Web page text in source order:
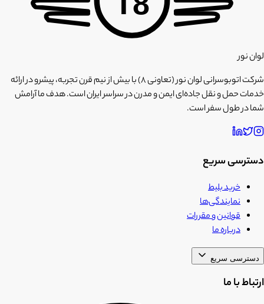
لوان نور
شرکت اتوبوسرانی لوان نور (تعاونی ۸) با بیش از نیم قرن تجربه، پیشرو در ارائه
خدمات حمل و نقل جاده‌ای ایمن و مدرن در سراسر ایران است. هدف ما آرامش
شما در طول سفر است.
دسترسی سریع
خرید بلیط
نمایندگی‌ها
قوانین و مقررات
درباره ما
دسترسی سریع
ارتباط با ما